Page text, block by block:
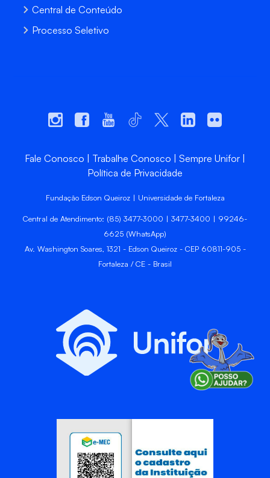
Central de Conteúdo
Processo Seletivo
Fale Conosco Trabalhe Conosco
Sempre Unifor
Política de Privacidade
Fundação Edson Queiroz | Universidade de Fortaleza
Central de Atendimento: (85) 3477-3000 | 3477-3400 | 99246-
6625 (WhatsApp)
Av. Washington Soares, 1321 - Edson Queiroz - CEP 60811-905 -
Fortaleza / CE - Brasil